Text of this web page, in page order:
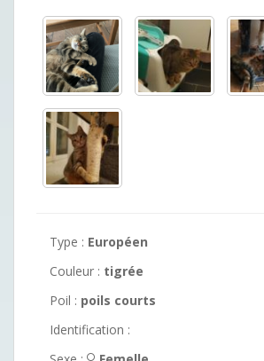
Type : Européen
Couleur : tigrée
Poil : poils courts
Identification :